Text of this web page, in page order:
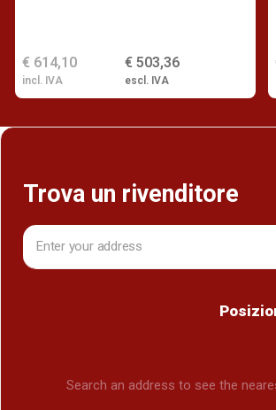
€ 503,36
escl. IVA
€ 614,10
incl. IVA
Trova un rivenditore
Search an address to see the